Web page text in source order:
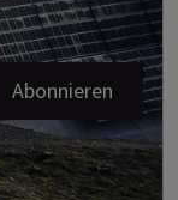
Abonnieren